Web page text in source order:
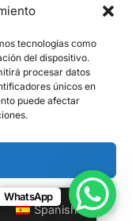
tecnologías como
del dispositivo.
procesar datos
únicos en
puede afectar
Xiamen, Fujian,
WhatsApp
Spanish